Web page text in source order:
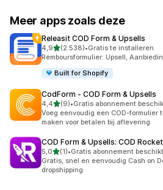
Meer apps zoals deze
Releasit COD Form & Upsells
4,9van 5 sterren
(2.538)
2538 recensies in totaal
•Gratis te installeren
Remboursformulier: Upsell,
Built for Shopify
CodForm ‑ COD Form & Upsells
4,4van 5 sterren
(9)
9 recensies in totaal
•Gratis abonnement
Voeg eenvoudig een COD-formulier
maken voor betalen bij aflevering
COD Form & Upsells: COD Rocket
5,0van 5 sterren
(1)
1 recensies in totaal
•Gratis abonnement
Gratis, snel en eenvoudig Cash on
dropshipping